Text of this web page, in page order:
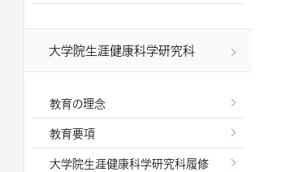
大学院生涯健康科学研究科
教育の理念
教育要項
大学院生涯健康科学研究科履修